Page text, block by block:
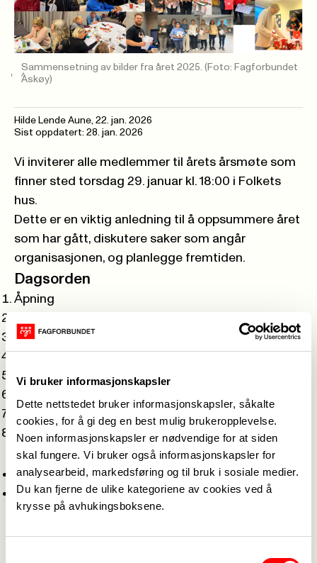
Vi bruker informasjonskapsler
Dette nettstedet bruker informasjonskapsler, såkalte
cookies, for å gi deg en best mulig brukeropplevelse.
Noen informasjonskapsler er nødvendige for at siden
skal fungere. Vi bruker også informasjonskapsler for
analysearbeid, markedsføring og til bruk i sosiale medier.
Du kan fjerne de ulike kategoriene av cookies ved å
krysse på avhukingsboksene.
Sammensetning av bilder fra året 2025. (Foto: Fagforbundet
Askøy)
Hilde Lende Aune, 22. jan. 2026
Sist oppdatert: 28. jan. 2026
Vi inviterer alle medlemmer til årets årsmøte som
finner sted torsdag 29. januar kl. 18:00 i Folkets
hus.
Dette er en viktig anledning til å oppsummere året
som har gått, diskutere saker som angår
organisasjonen, og planlegge fremtiden.
Dagsorden
Åpning
Årsberetning
Regnskap
Budsjett
Valg
Praktisk info
Møtet er åpent for alle medlemmer.
Vi ønsker påmelding da vi serverer middag,
påmelding innen 25.01 til